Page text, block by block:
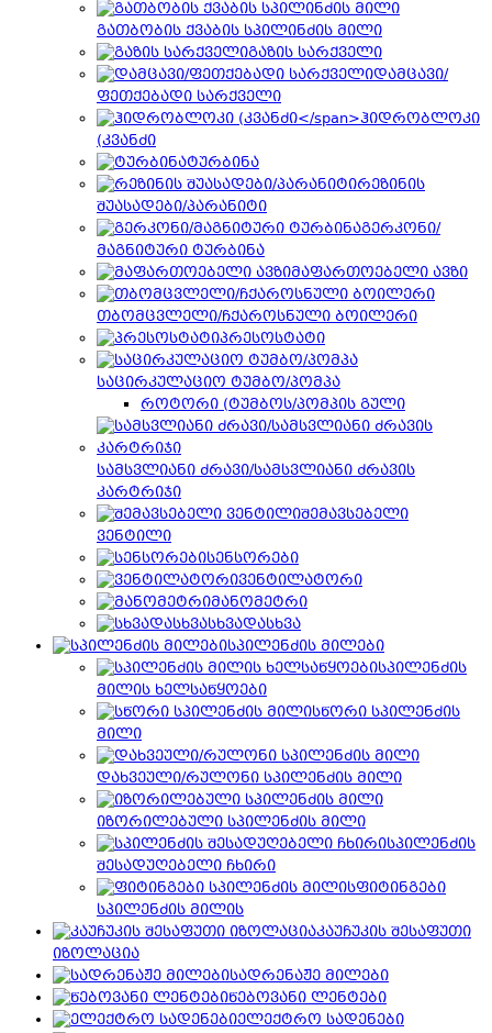
გათბობის ქვაბის სპილინძის მილი
გაზის სარქველი
დამცავი/
ფეთქებადი სარქველი
ჰიდრობლოკი
(კვანძი
ტურბინა
რეზინის
შუასადები/პარანიტი
გერკონი/
მაგნიტური ტურბინა
მაფართოებელი ავზი
თბომცვლელი/ჩქაროსნული ბოილერი
პრესოსტატი
საცირკულაციო ტუმბო/პომპა
როტორი (ტუმბოს/პომპის გული
სამსვლიანი ძრავი/სამსვლიანი ძრავის
კარტრიჯი
შემავსებელი
ვენტილი
სენსორები
ვენტილატორი
მანომეტრი
სხვადასხვა
სპილენძის მილები
სპილენძის
მილის ხელსაწყოები
სწორი სპილენძის
მილი
დახვეული/რულონი სპილენძის მილი
იზორილებული სპილენძის მილი
სპილენძის
შესადუღებელი ჩხირი
ფიტინგები
სპილენძის მილის
კაუჩუკის შესაფუთი
იზოლაცია
სადრენაჟე მილები
წებოვანი ლენტები
ელექტრო სადენები